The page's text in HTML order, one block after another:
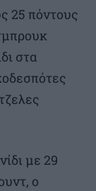
25 πόντους
στα
με 29
ο